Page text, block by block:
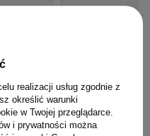
realizacji usług zgodnie z
określić warunki
w Twojej przeglądarce.
i prywatności można